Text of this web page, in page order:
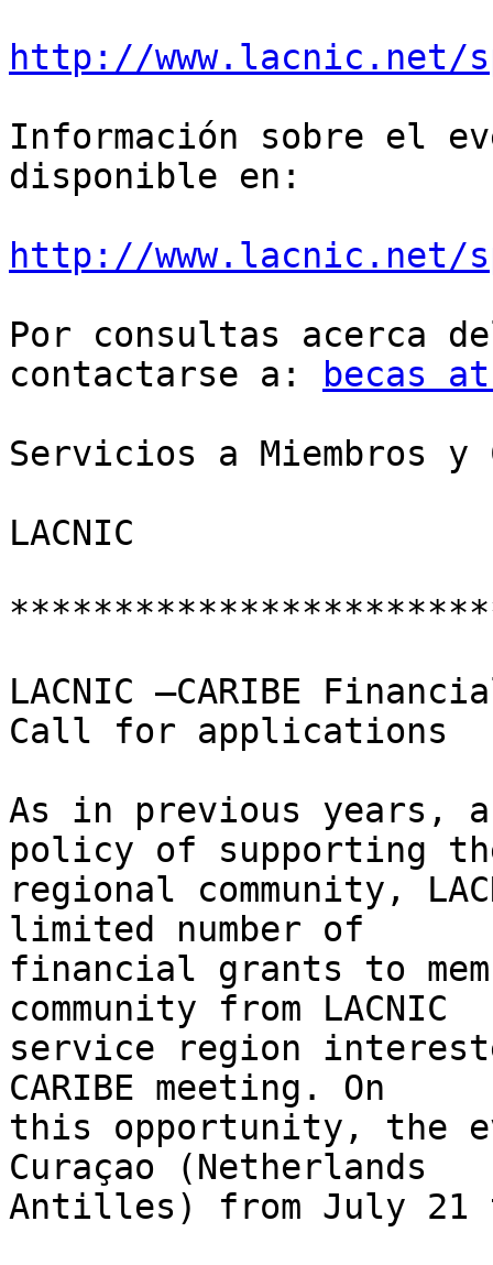
http://www.lacnic.net/
Información sobre el
disponible en:
http://www.lacnic.net/
Por consultas acerca
contactarse a:
becas
Servicios a Miembros y
LACNIC
LACNIC –CARIBE
Call for applications
As in previous years,
policy of supporting
regional community,
limited number of
financial grants to
community from LACNIC
service region
CARIBE meeting. On
this opportunity, the
Curaçao (Netherlands
Antilles) from July 21